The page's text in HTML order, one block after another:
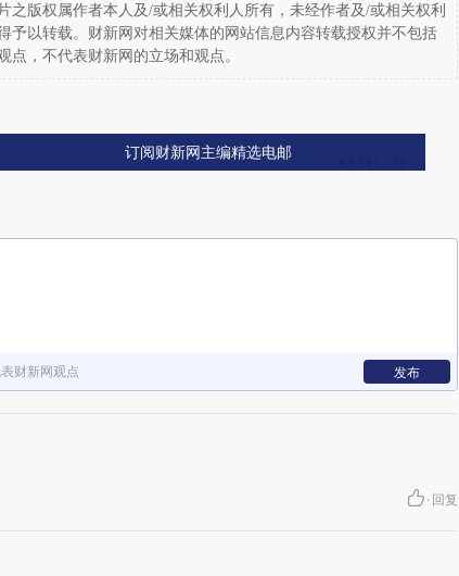
之版权属作者本人及/或相关权利人所有，未经作者及/或相关权利
予以转载。财新网对相关媒体的网站信息内容转载授权并不包括
，不代表财新网的立场和观点。
订阅财新网主编精选电邮
财新网观点 发布
· 回复